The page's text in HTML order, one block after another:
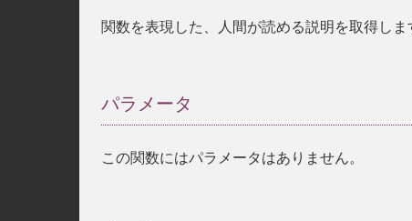
関数を表現した、人間が読める説明を取得しま
パラメータ
この関数にはパラメータはありません。